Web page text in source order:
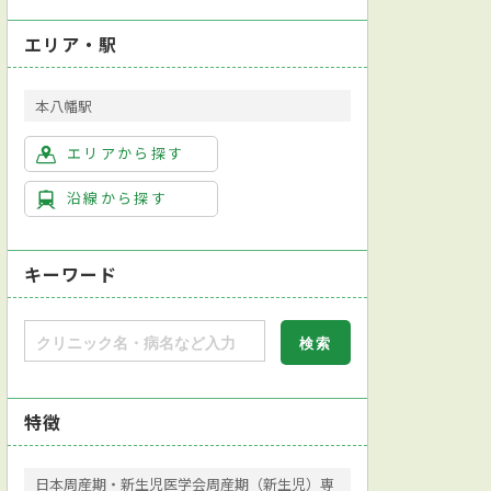
エリア・駅
本八幡駅
エリアから探す
沿線から探す
キーワード
特徴
日本周産期・新生児医学会周産期（新生児）専